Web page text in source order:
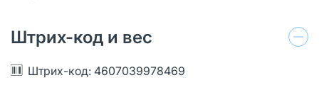
Штрих-код и вес
Штрих-код: 4607039978469